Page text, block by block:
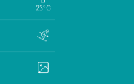
23°C